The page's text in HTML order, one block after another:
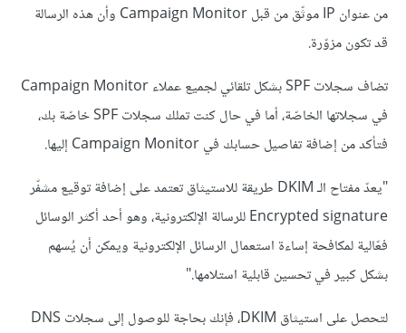
من عنوان IP موثّق من قبل Campaign Monitor وأن هذه الرسالة
قد تكون مزوّرة.
تضاف سجلات SPF بشكل تلقائي لجميع عملاء Campaign Monitor
في سجلاتها الخاصّة، أما في حال كنت تملك سجلات SPF خاصّة بك،
فتأكد من إضافة تفاصيل حسابك في Campaign Monitor إليها.
"يعدّ مفتاح الـ DKIM طريقة للاستيثاق تعتمد على إضافة توقيع مشفّر
Encrypted signature للرسالة الإلكترونية، وهو أحد أكثر الوسائل
فعّالية لمكافحة إساءة استعمال الرسائل الإلكترونية ويمكن أن يُسهم
بشكل كبير في تحسين قابلية استلامها."
لتحصل على استيثاق DKIM، فإنك بحاجة للوصول إلى سجلات DNS